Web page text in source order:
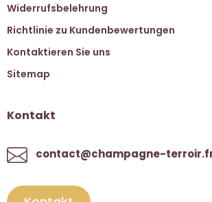
Widerrufsbelehrung
Richtlinie zu Kundenbewertungen
Kontaktieren Sie uns
Sitemap
Kontakt
contact@champagne-